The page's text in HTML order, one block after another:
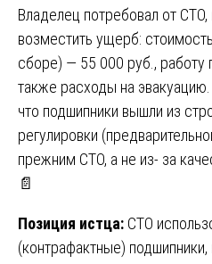
Владелец потребовал от
возместить ущерб:
сборе) — 55 000 руб., работу
также расходы на
что подшипники вышли из
регулировки
прежним СТО, а не из- за
📄
Позиция истца: СТО
(контрафактные)